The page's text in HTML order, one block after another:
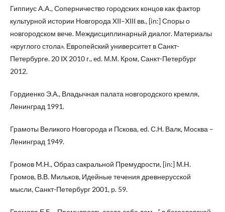
Гиппиус A.A., Соперничество городских концов как фактор
культурной истории Новгорода XII–XIII вв., [in:] Споры о
новгородском вече. Междисциплинарный диалог. Материалы
«круглого стола». Европейский университет в Санкт-
Петербурге. 20 IX 2010 г., ed. М.М. Кром, Санкт-Петербург
2012.
Гордиенко Э.А., Владычная палата новгородского кремля,
Ленинград 1991.
Грамоты Великого Новгорода и Пскова, ed. С.Н. Валк, Москва –
Ленинград 1949.
Громов M.H., Образ сакральной Премудрости, [in:] М.H.
Громов, В.В. Мильков, Идейные течения древнерусской
мысли, Санкт-Петербург 2001, p. 59.